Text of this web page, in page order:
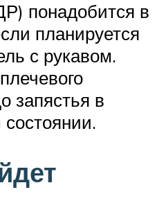
понадобится в
планируется
с рукавом.
запястья в
состоянии.